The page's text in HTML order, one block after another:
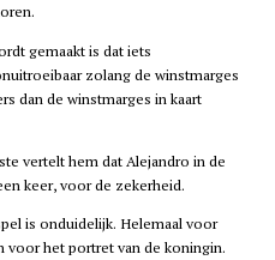
gemaakt is dat iets
zolang de winstmarges
dan de winstmarges in kaart
vertelt hem dat Alejandro in de
keer, voor de zekerheid.
is onduidelijk. Helemaal voor
voor het portret van de koningin.